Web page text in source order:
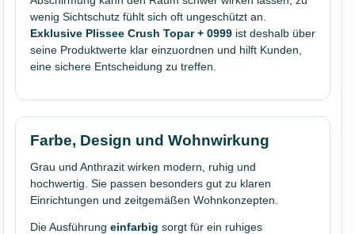
wenig Sichtschutz fühlt sich oft ungeschützt an.
Exklusive Plissee Crush Topar + 0999 ist deshalb über
seine Produktwerte klar einzuordnen und hilft Kunden,
eine sichere Entscheidung zu treffen.
Farbe, Design und Wohnwirkung
Grau und Anthrazit wirken modern, ruhig und
hochwertig. Sie passen besonders gut zu klaren
Einrichtungen und zeitgemäßen Wohnkonzepten.
Die Ausführung einfarbig sorgt für ein ruhiges